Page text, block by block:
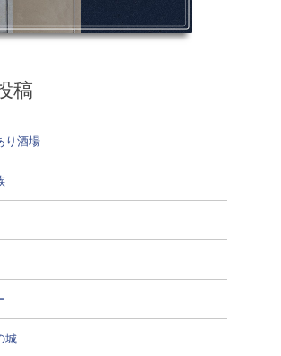
稿
り酒場
城